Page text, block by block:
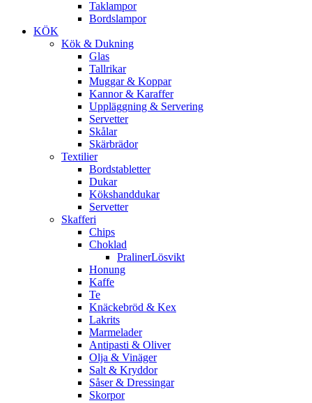
Taklampor
Bordslampor
KÖK
Kök & Dukning
Glas
Tallrikar
Muggar & Koppar
Kannor & Karaffer
Uppläggning & Servering
Servetter
Skålar
Skärbrädor
Textilier
Bordstabletter
Dukar
Kökshanddukar
Servetter
Skafferi
Chips
Choklad
PralinerLösvikt
Honung
Kaffe
Te
Knäckebröd & Kex
Lakrits
Marmelader
Antipasti & Oliver
Olja & Vinäger
Salt & Kryddor
Såser & Dressingar
Skorpor